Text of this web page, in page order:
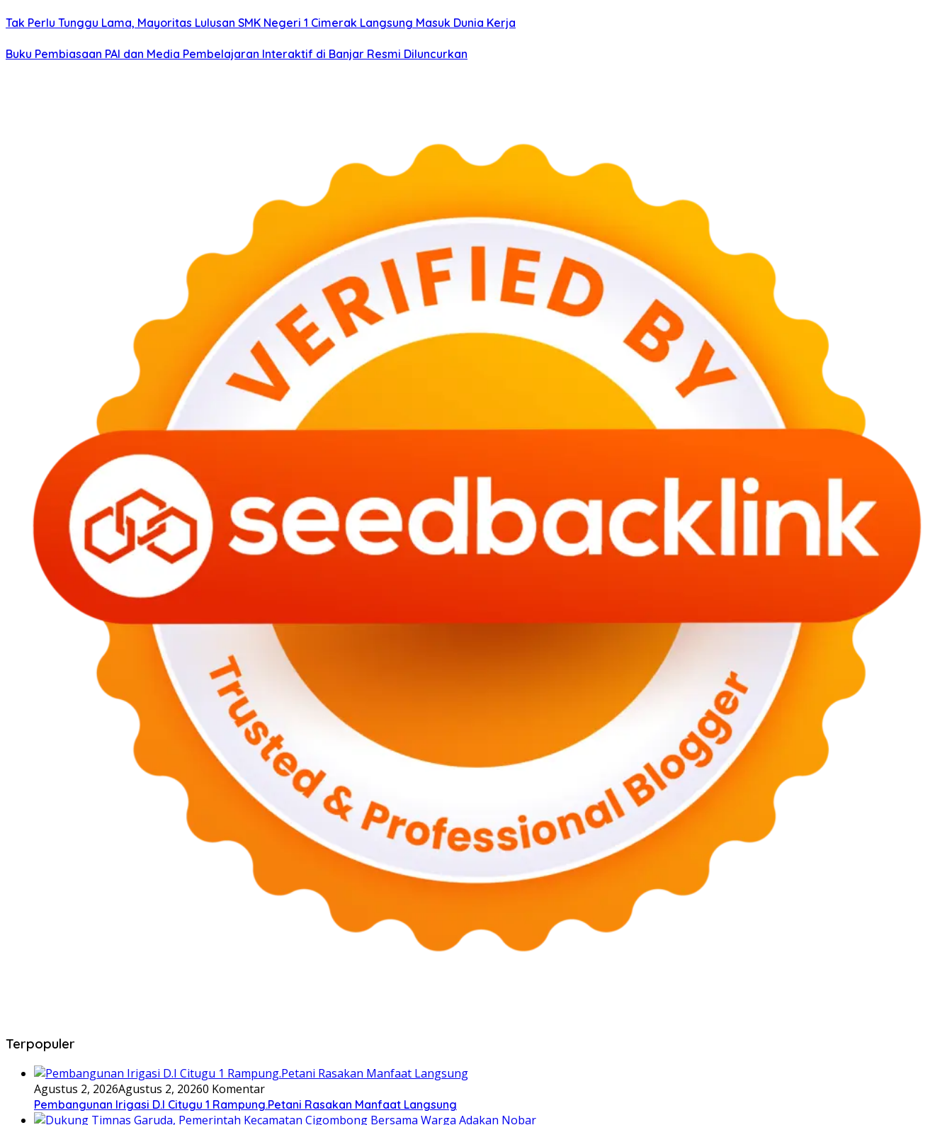
Tak Perlu Tunggu Lama, Mayoritas Lulusan SMK Negeri 1 Cimerak Langsung Masuk Dunia Kerja
Buku Pembiasaan PAI dan Media Pembelajaran Interaktif di Banjar Resmi Diluncurkan
Terpopuler
Agustus 2, 2026Agustus 2, 20260 Komentar
Pembangunan Irigasi D.I Citugu 1 Rampung.Petani Rasakan Manfaat Langsung